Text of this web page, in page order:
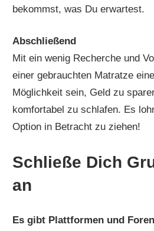
bekommst, was Du erwartest.
Abschließend
Mit ein wenig Recherche und
einer gebrauchten Matratze
Möglichkeit sein, Geld zu
komfortabel zu schlafen. Es
Option in Betracht zu ziehen!
Schließe Dich
an
Es gibt Plattformen und